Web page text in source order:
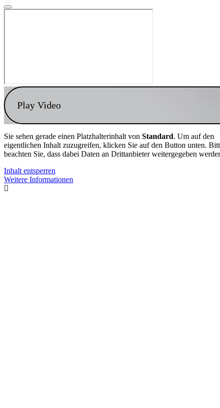
Play Video
Sie sehen gerade einen Platzhalterinhalt von Standard. Um auf den
eigentlichen Inhalt zuzugreifen, klicken Sie auf den Button unten.
beachten Sie, dass dabei Daten an Drittanbieter weitergegeben
Inhalt entsperren
Weitere Informationen